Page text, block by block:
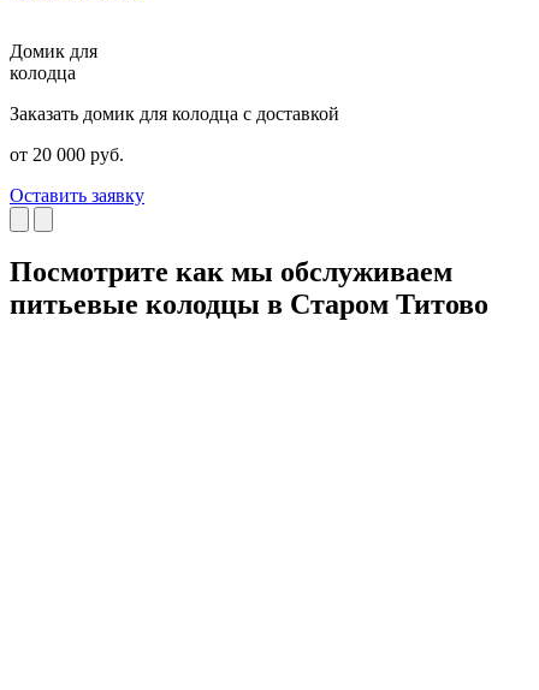
Домик для
колодца
Заказать домик для колодца с доставкой
от 20 000 руб.
Оставить заявку
Посмотрите как мы обслуживаем
питьевые колодцы в Старом Титово